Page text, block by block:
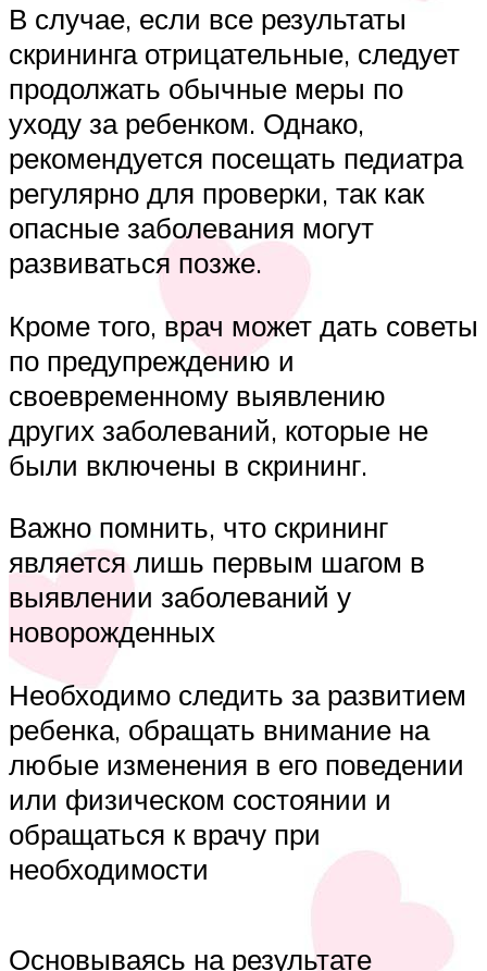
В случае, если все результаты
скрининга отрицательные, следует
продолжать обычные меры по
уходу за ребенком. Однако,
рекомендуется посещать педиатра
регулярно для проверки, так как
опасные заболевания могут
развиваться позже.
Кроме того, врач может дать советы
по предупреждению и
своевременному выявлению
других заболеваний, которые не
были включены в скрининг.
Важно помнить, что скрининг
является лишь первым шагом в
выявлении заболеваний у
новорожденных
Необходимо следить за развитием
ребенка, обращать внимание на
любые изменения в его поведении
или физическом состоянии и
обращаться к врачу при
необходимости
Основываясь на результате